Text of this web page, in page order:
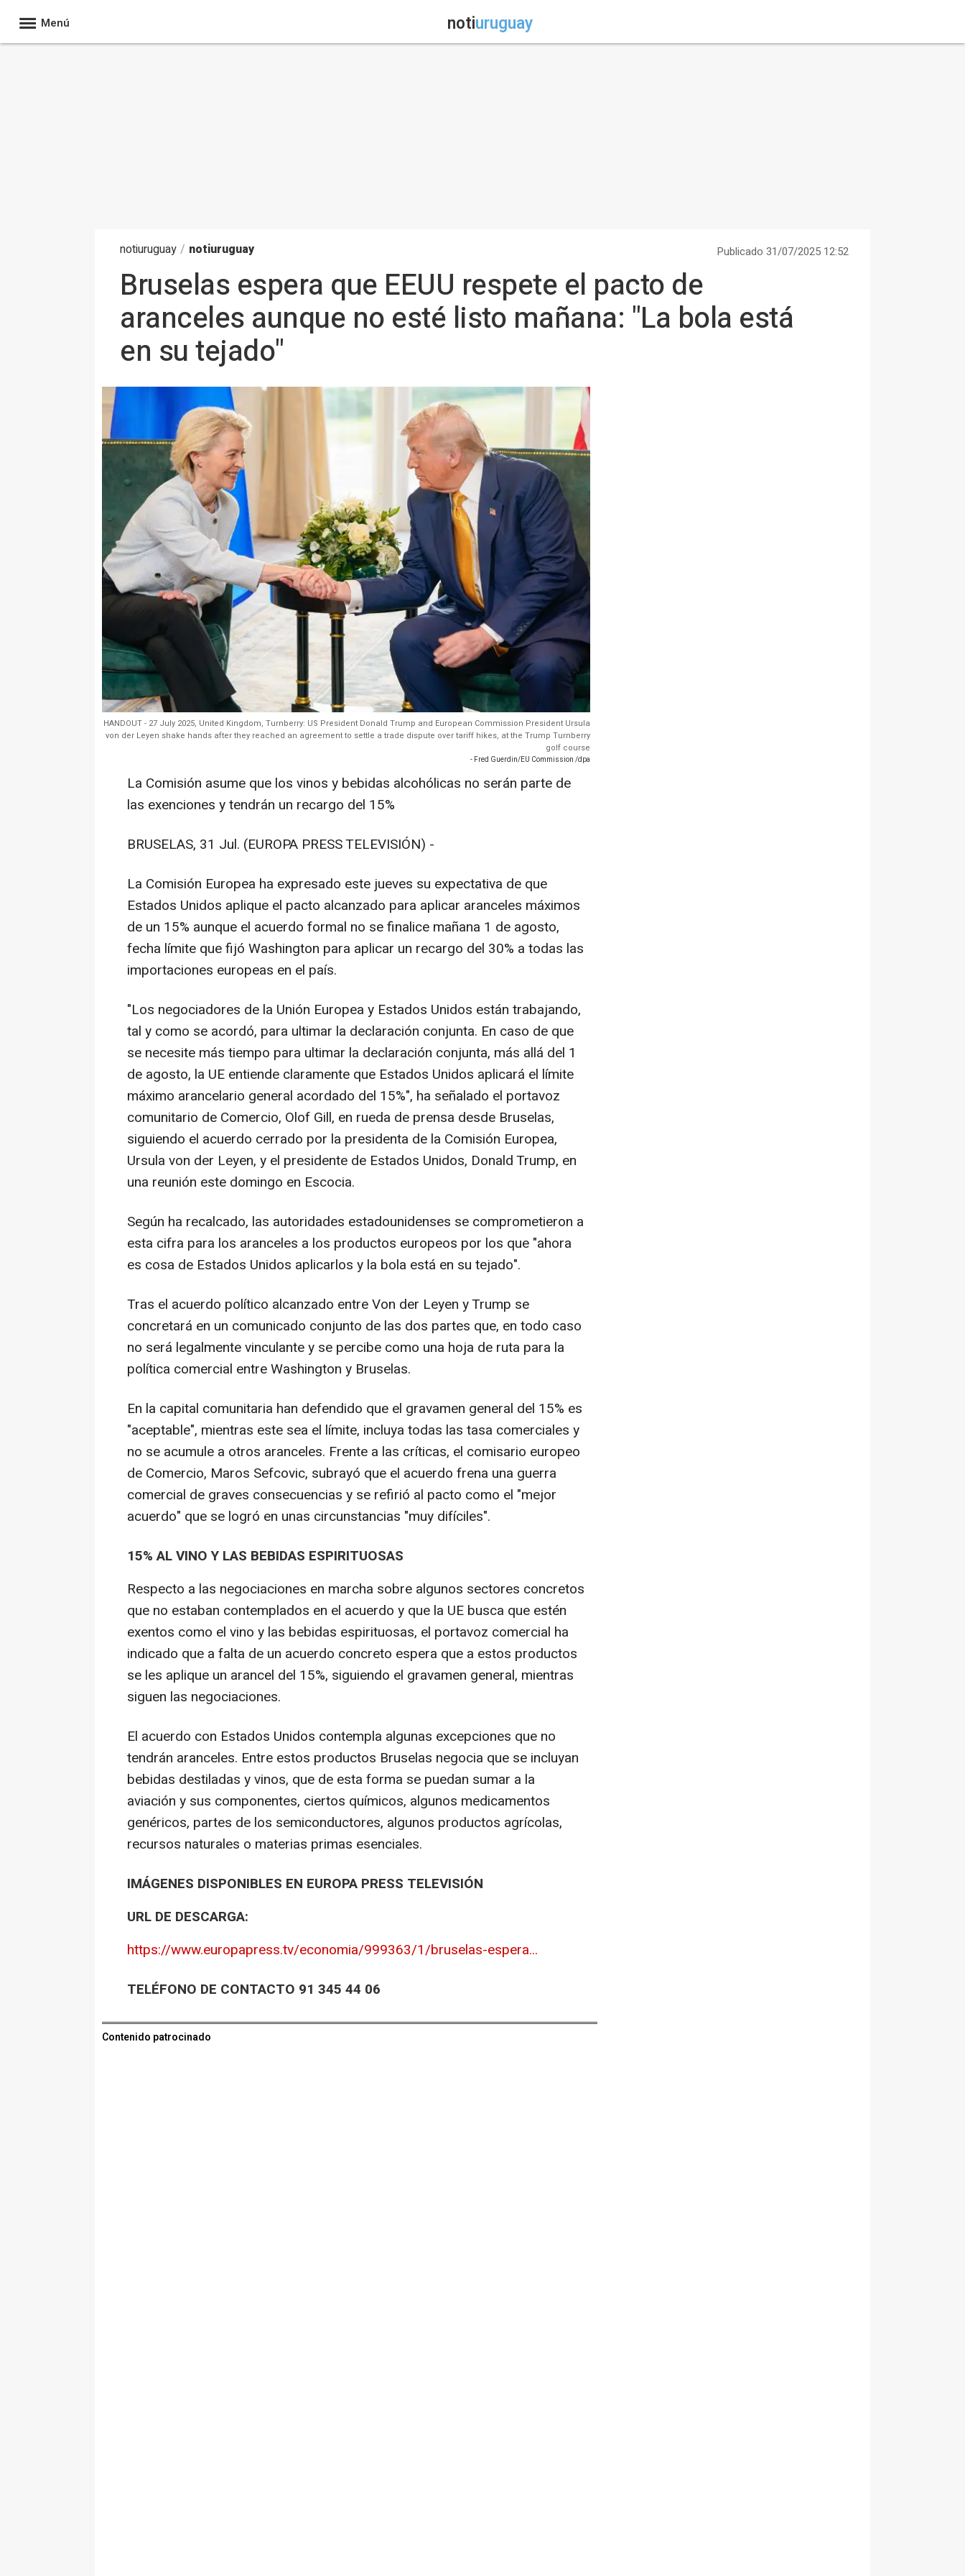
Menú notiuruguay
notiuruguay / notiuruguay Publicado 31/07/2025 12:52
Bruselas espera que EEUU respete el pacto de
aranceles aunque no esté listo mañana: "La bola está
en su tejado"
HANDOUT - 27 July 2025, United Kingdom, Turnberry: US President Donald Trump and European Commission President Ursula
von der Leyen shake hands after they reached an agreement to settle a trade dispute over tariff hikes, at the Trump Turnberry
golf course
- Fred Guerdin/EU Commission /dpa
La Comisión asume que los vinos y bebidas alcohólicas no serán parte de
las exenciones y tendrán un recargo del 15%
BRUSELAS, 31 Jul. (EUROPA PRESS TELEVISIÓN) -
La Comisión Europea ha expresado este jueves su expectativa de que
Estados Unidos aplique el pacto alcanzado para aplicar aranceles máximos
de un 15% aunque el acuerdo formal no se finalice mañana 1 de agosto,
fecha límite que fijó Washington para aplicar un recargo del 30% a todas las
importaciones europeas en el país.
"Los negociadores de la Unión Europea y Estados Unidos están trabajando,
tal y como se acordó, para ultimar la declaración conjunta. En caso de que
se necesite más tiempo para ultimar la declaración conjunta, más allá del 1
de agosto, la UE entiende claramente que Estados Unidos aplicará el límite
máximo arancelario general acordado del 15%", ha señalado el portavoz
comunitario de Comercio, Olof Gill, en rueda de prensa desde Bruselas,
siguiendo el acuerdo cerrado por la presidenta de la Comisión Europea,
Ursula von der Leyen, y el presidente de Estados Unidos, Donald Trump, en
una reunión este domingo en Escocia.
Según ha recalcado, las autoridades estadounidenses se comprometieron a
esta cifra para los aranceles a los productos europeos por los que "ahora
es cosa de Estados Unidos aplicarlos y la bola está en su tejado".
Tras el acuerdo político alcanzado entre Von der Leyen y Trump se
concretará en un comunicado conjunto de las dos partes que, en todo caso
no será legalmente vinculante y se percibe como una hoja de ruta para la
política comercial entre Washington y Bruselas.
En la capital comunitaria han defendido que el gravamen general del 15% es
"aceptable", mientras este sea el límite, incluya todas las tasa comerciales y
no se acumule a otros aranceles. Frente a las críticas, el comisario europeo
de Comercio, Maros Sefcovic, subrayó que el acuerdo frena una guerra
comercial de graves consecuencias y se refirió al pacto como el "mejor
acuerdo" que se logró en unas circunstancias "muy difíciles".
15% AL VINO Y LAS BEBIDAS ESPIRITUOSAS
Respecto a las negociaciones en marcha sobre algunos sectores concretos
que no estaban contemplados en el acuerdo y que la UE busca que estén
exentos como el vino y las bebidas espirituosas, el portavoz comercial ha
indicado que a falta de un acuerdo concreto espera que a estos productos
se les aplique un arancel del 15%, siguiendo el gravamen general, mientras
siguen las negociaciones.
El acuerdo con Estados Unidos contempla algunas excepciones que no
tendrán aranceles. Entre estos productos Bruselas negocia que se incluyan
bebidas destiladas y vinos, que de esta forma se puedan sumar a la
aviación y sus componentes, ciertos químicos, algunos medicamentos
genéricos, partes de los semiconductores, algunos productos agrícolas,
recursos naturales o materias primas esenciales.
IMÁGENES DISPONIBLES EN EUROPA PRESS TELEVISIÓN
URL DE DESCARGA:
https://www.europapress.tv/economia/999363/1/bruselas-espera...
TELÉFONO DE CONTACTO 91 345 44 06
Contenido patrocinado